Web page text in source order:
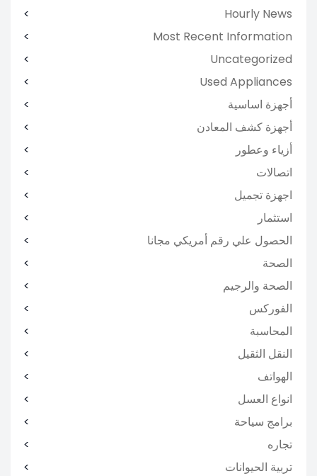
Hourly News
Most Recent Information
Uncategorized
Used Appliances
أجهزة اساسية
أجهزة كشف المعادن
أزياء وعطور
اتصالات
اجهزة تجميل
استثمار
الحصول علي رقم أمريكي مجانا
الصحة
الصحة والرجيم
الفوركس
المحاسبة
النقل الثقيل
الهواتف
انواع العسل
برامج سياحة
تجاره
تربية الحيوانات